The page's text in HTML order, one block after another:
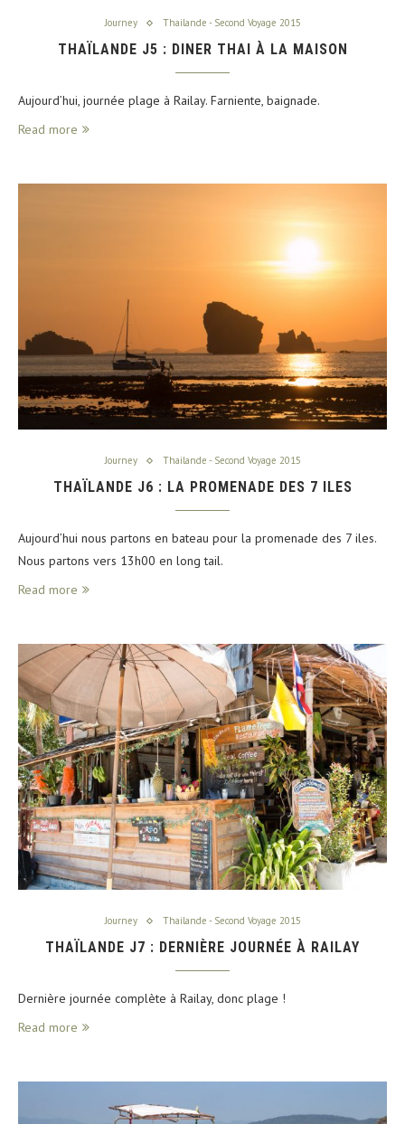
Journey Thailande - Second Voyage 2015
THAÏLANDE J5 : DINER THAI À LA MAISON
Aujourd’hui, journée plage à Railay. Farniente, baignade.
Read more
Journey Thailande - Second Voyage 2015
THAÏLANDE J6 : LA PROMENADE DES 7 ILES
Aujourd’hui nous partons en bateau pour la promenade des 7 iles.
Nous partons vers 13h00 en long tail.
Read more
Journey Thailande - Second Voyage 2015
THAÏLANDE J7 : DERNIÈRE JOURNÉE À RAILAY
Dernière journée complète à Railay, donc plage !
Read more